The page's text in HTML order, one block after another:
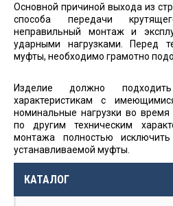
Основной причиной выхода из
способа передачи
неправильный монтаж и
ударными нагрузками. Перед
муфты, необходимо грамотно
Изделие должно
характеристикам с
номинальные нагрузки во время
по другим техническим
монтажа полностью
устанавливаемой муфты.
КАТАЛОГ